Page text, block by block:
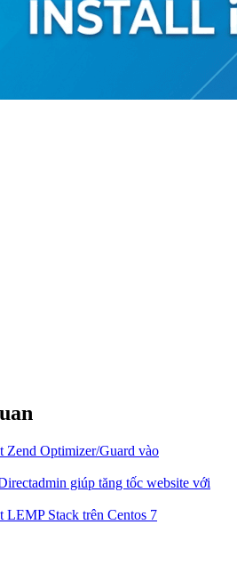
Zend Optimizer/Guard vào
giúp tăng tốc website với
LEMP Stack trên Centos 7